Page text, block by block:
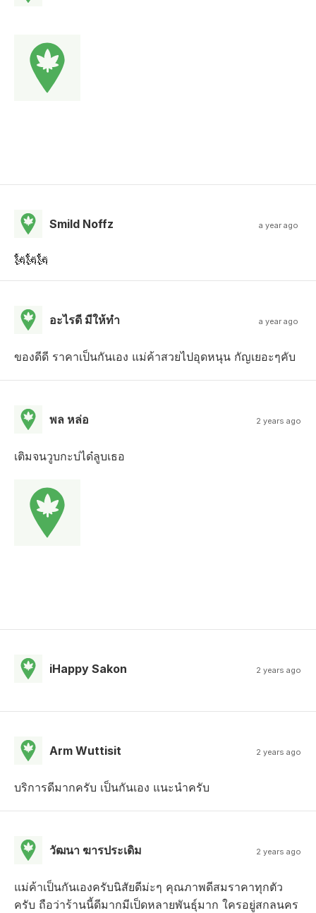
Smild Noffz a year ago
🗽🗽🗽
อะไรดี มีให้ทํา a year ago
ของดีดี ราคาเป็นกันเอง แม่ค้าสวยไปอุดหนุน กัญเยอะๆคับ
พล หล่อ 2 years ago
เติมจนวูบกะบ่ได๋ลูบเธอ
iHappy Sakon 2 years ago
Arm Wuttisit 2 years ago
บริการดีมากครับ เป็นกันเอง แนะนำครับ
วัฒนา ฆารประเดิม 2 years ago
แม่ค้าเป็น​กันเองครับนิสัยดีม่ะๆ​ คุณ​ภาพดีสมราคาทุกตัว
ครับ​ ถือว่าร้านนี้ดีมาก​มีเป็ดหลายพันธุ์มาก​ ใครอยู่สกลนคร​